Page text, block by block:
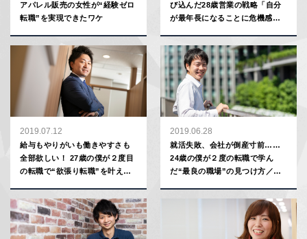
アパレル販売の女性が“経験ゼロ
転職”を実現できたワケ
び込んだ28歳営業の戦略「自分
が最年長になることに危機感が
2019.07.12
給与もやりがいも働きやすさも
全部欲しい！ 27歳の僕が２度目
の転職で“欲張り転職”を叶えら
2019.06.28
就活失敗、会社が倒産寸前……
24歳の僕が２度の転職で学ん
だ“最良の職場”の見つけ方／オ